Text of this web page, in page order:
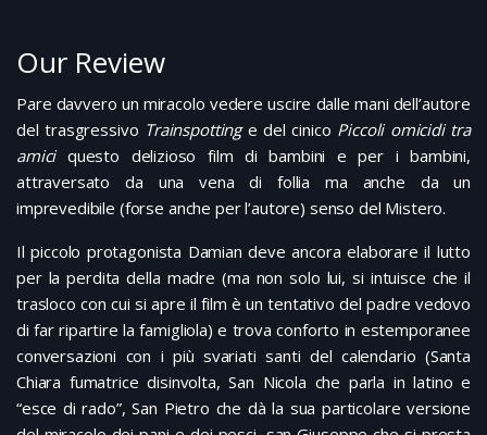
Our Review
Pare davvero un miracolo vedere uscire dalle mani dell’autore
del trasgressivo Trainspottinge del cinico Piccoli omicidi tra
amiciquesto delizioso film di bambini e per i bambini,
attraversato da una vena di follia ma anche da un
imprevedibile (forse anche per l’autore) senso del Mistero.
Il piccolo protagonista Damian deve ancora elaborare il lutto
per la perdita della madre (ma non solo lui, si intuisce che il
trasloco con cui si apre il film è un tentativo del padre vedovo
di far ripartire la famigliola) e trova conforto in estemporanee
conversazioni con i più svariati santi del calendario (Santa
Chiara fumatrice disinvolta, San Nicola che parla in latino e
“esce di rado”, San Pietro che dà la sua particolare versione